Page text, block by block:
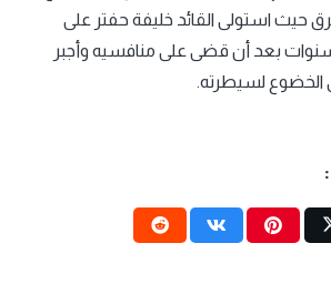
حيث استولى القائد خليفة حفتر على
بعد أن قضى على منافسيه وأجبر
الخضوع لسيطرته.